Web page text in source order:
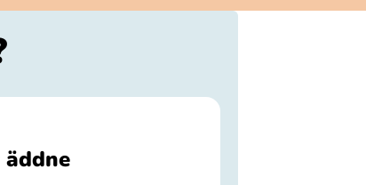
äddne